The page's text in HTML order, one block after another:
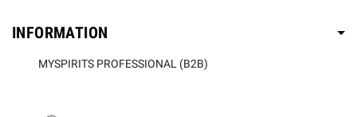
INFORMATION
MYSPIRITS PROFESSIONAL (B2B)